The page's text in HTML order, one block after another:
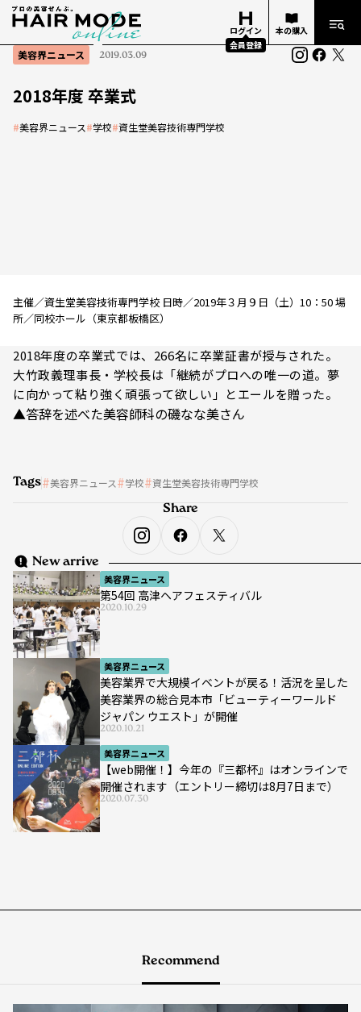
ログイン
会員登録
本の購入
美容界ニュース 2019.03.09
2018年度 卒業式
#美容界ニュース#学校#資生堂美容技術専門学校
主催／資生堂美容技術専門学校 日時／2019年３月９日（土）10：50 場
所／同校ホール（東京都板橋区）
2018年度の卒業式では、266名に卒業証書が授与された。
大竹政義理事長・学校長は「継続がプロへの唯一の道。夢
に向かって粘り強く頑張って欲しい」とエールを贈った。
▲答辞を述べた美容師科の磯なな美さん
Tags 美容界ニュース 学校 資生堂美容技術専門学校
New arrive
美容界ニュース
第54回 高津ヘアフェスティバル
2020.10.29
美容界ニュース
美容業界で大規模イベントが戻る！活況を呈した
美容業界の総合見本市「ビューティーワールド
ジャパン ウエスト」が開催
2020.10.21
美容界ニュース
【web開催！】今年の『三都杯』はオンラインで
開催されます（エントリー締切は8月7日まで）
2020.07.30
Share
Recommend